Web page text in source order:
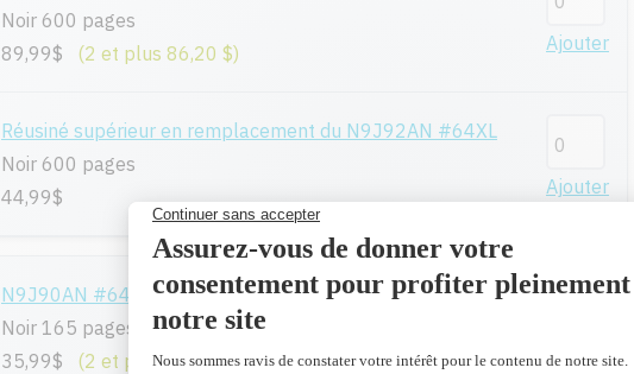
Noir 600 pages
89,99$
(2 et plus 86,20 $) Ajouter
Réusiné supérieur en remplacement du N9J92AN #64XL
Noir 600 pages
44,99$
Ajouter
N9J90AN #64 - Original
Noir 165 pages
35,99$
(2 et plus 34,60 $) Ajouter